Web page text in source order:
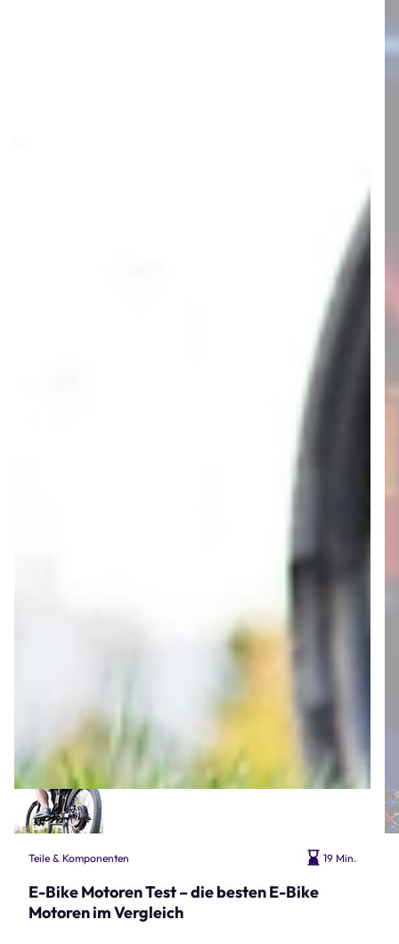
Teile & Komponenten 19 Min.
E-Bike Motoren Test – die besten E-Bike
Motoren im Vergleich